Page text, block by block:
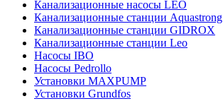
Канализационные насосы LEO
Канализационные станции Aquastrong
Канализационные станции GIDROX
Канализационные станции Leo
Насосы IBO
Насосы Pedrollo
Установки MAXPUMP
Установки Grundfos